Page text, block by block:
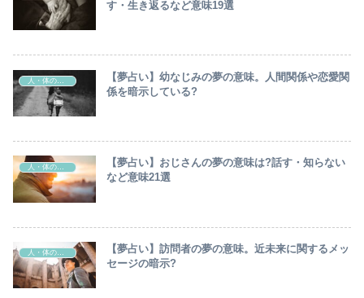
す・生き返るなど意味19選
【夢占い】幼なじみの夢の意味。人間関係や恋愛関
係を暗示している?
【夢占い】おじさんの夢の意味は?話す・知らない
など意味21選
人・体の部位
【夢占い】訪問者の夢の意味。近未来に関するメッ
セージの暗示?